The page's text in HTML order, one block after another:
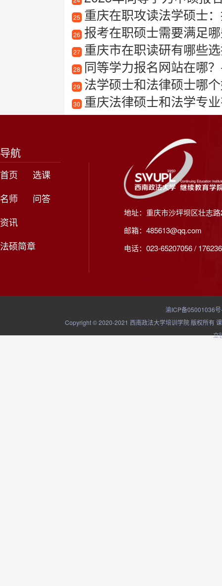
25 重庆在职攻读法学硕士
26 报考在职硕士需要满足
27 重庆市在职读研有哪些
28 同等学力报名网站在哪
29 法学硕士和法律硕士哪
30 重庆法律硕士和法学专业有
导航
首页
选课
名师
问答
资讯
法硕简章
地址：重庆市沙坪坝区壮志
邮箱：485613@qq.com
电话：023-65207056 /
渝ICP备05001036
Copyright © 2020-2021 西南政法大学培训学院 版权所有
立